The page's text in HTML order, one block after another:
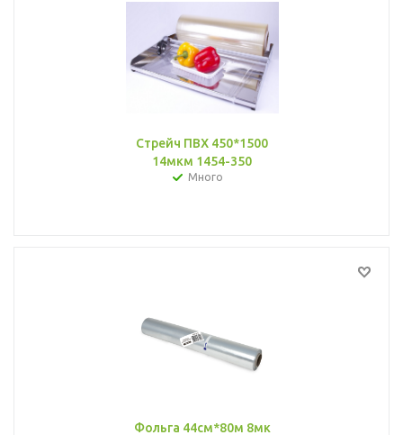
Стрейч ПВХ 450*1500
14мкм 1454-350
Много
Фольга 44см*80м 8мк